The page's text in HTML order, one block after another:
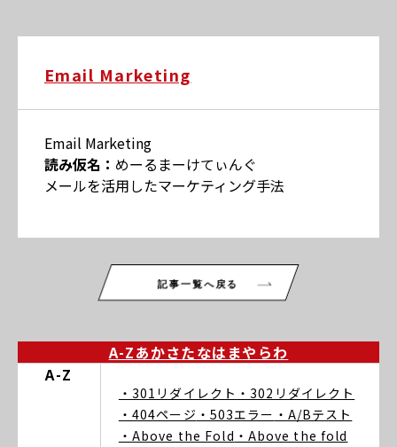
Email Marketing
Email Marketing
読み仮名： めーるまーけてぃんぐ
メールを活用したマーケティング手法
記事一覧へ戻る
A-Zあかさたなは まや らわ
A-Z
・301リダイレクト ・302リダイレクト
・404ページ ・503エラー ・A/Bテスト
・Above the Fold ・Above the fold